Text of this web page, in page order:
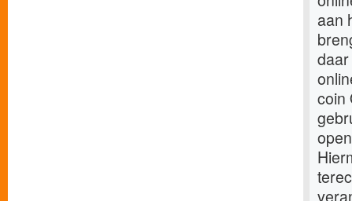
aan
coin